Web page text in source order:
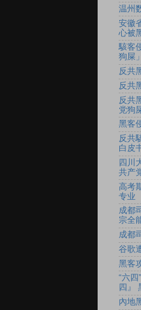
温州
安徽
心被
駭客
狗屎
反共
反共
反共
党狗
黑客
反共
白皮
四川
共产
高考
专业
成都
宗全
成都
谷歌
黑客
“六
四』
內地